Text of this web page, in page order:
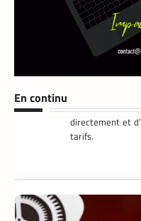
En continu
abat deux cartes
s’imposer en
Armel Djoba
World au
africain et
grâce à
transfrontalières